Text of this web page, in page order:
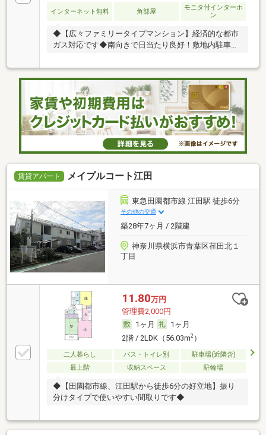
インターネット無料 角部屋
モニタ付インターホ
ン
◆【広々ファミリータイプマンション】経済的な都市
ガス対応です◆南向きで日当たり良好！敷地内駐車場
賃貸アパート メイプルコート江田
東急田園都市線 江田駅 徒歩6分
その他の交通
築28年7ヶ月 / 2階建
神奈川県横浜市青葉区荏田北１
丁目
11.80万円
管理費2,000円
1ヶ月
1ヶ月
2階 / 2LDK（56.03m2）
二人暮らし バス・トイレ別
駐車場(近隣含)
最上階
収納スペース 駐輪場
◆【田園都市線、江田駅から徒歩6分の好立地】振り
分けタイプで使いやすい間取りです◆